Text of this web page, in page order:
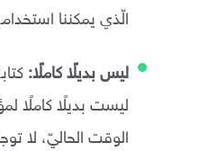
الّذي يمكننا
ليس بديلًا كاملًا:
ليست بديلًا كاملًا
الوقت الحاليّ، لا